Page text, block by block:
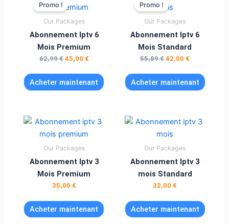
Promo !
Our Packages
Abonnement Iptv 6
Mois Premium
62,99€
initial
était :
62,99 €.
45,00 €
Acheter maintenant
Promo !
Our Packages
Abonnement Iptv 6
Mois Standard
55,89€
initial
était :
55,89 €.
42,00 €
Acheter maintenant
Our Packages
Abonnement Iptv 3
Mois Premium
35,00 €
Acheter maintenant
Our Packages
Abonnement Iptv 3
mois Standard
32,00 €
Acheter maintenant